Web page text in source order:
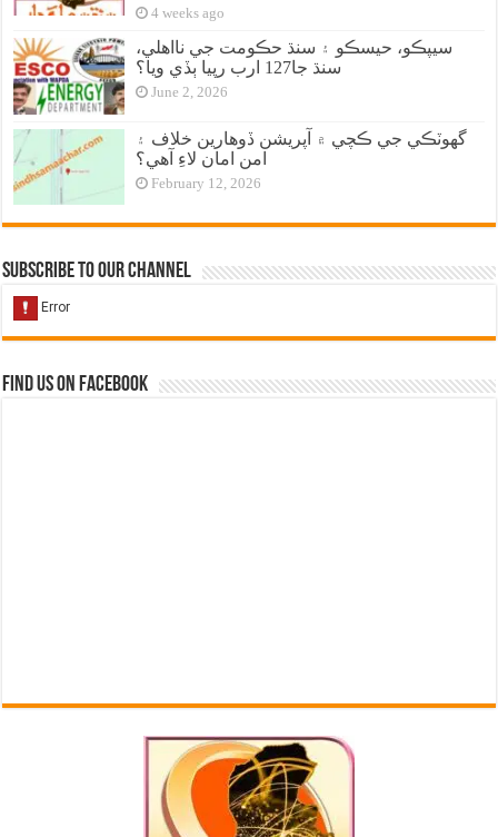
4 weeks ago
سيپڪو، حيسڪو ۽ سنڌ حڪومت جي نااهلي،
سنڌ جا127 ارب رپيا ٻڏي ويا؟
June 2, 2026
گهوٽڪي جي ڪچي ۾ آپريشن ڏوهارين خلاف ۽
امن امان لاءِ آهي؟
February 12, 2026
Subscribe to our Channel
Find us on Facebook